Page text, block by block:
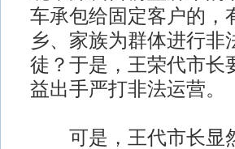
车承包给固定客户的，
乡、家族为群体进行非
徒？于是，王荣代市长
益出手严打非法运营。
可是，王代市长显然